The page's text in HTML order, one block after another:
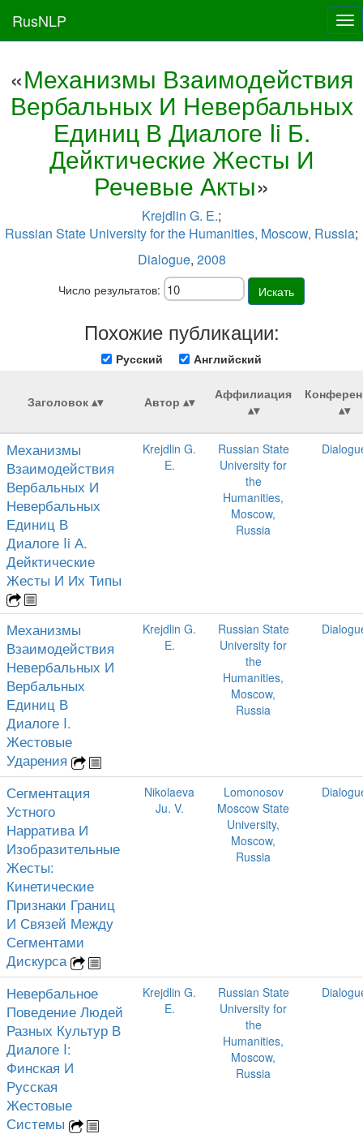
RusNLP
«Механизмы Взаимодействия
Вербальных И Невербальных
Единиц В Диалоге Ii Б.
Дейктические Жесты И
Речевые Акты»
Krejdlin G. E.;
Russian State University for the Humanities, Moscow, Russia;
Dialogue, 2008
Число результатов: Искать
Похожие публикации:
Русский Английский
Заголовок Автор Аффилиация
Механизмы
Взаимодействия
Вербальных И
Невербальных
Единиц В
Диалоге Ii А.
Дейктические
Жесты И Их Типы
Krejdlin G.
E.
Russian State
University for
the
Humanities,
Moscow,
Russia
Механизмы
Взаимодействия
Невербальных И
Вербальных
Единиц В
Диалоге I.
Жестовые
Ударения
Krejdlin G.
E.
Russian State
University for
the
Humanities,
Moscow,
Russia
Сегментация
Устного
Нарратива И
Изобразительные
Жесты:
Кинетические
Признаки Границ
И Связей Между
Сегментами
Дискурса
Nikolaeva
Ju. V.
Lomonosov
Moscow State
University,
Moscow,
Russia
Невербальное
Поведение Людей
Разных Культур В
Диалоге I:
Финская И
Русская
Жестовые
Системы
Krejdlin G.
E.
Russian State
University for
the
Humanities,
Moscow,
Russia